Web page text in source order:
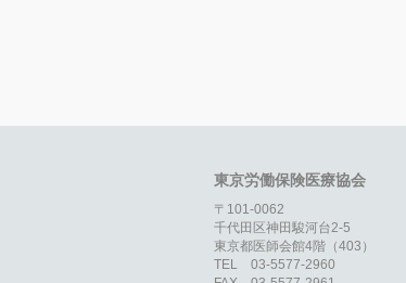
東京労働保険医療協会
〒101-0062
千代田区神田駿河台2-5
東京都医師会館4階（403）
TEL 03-5577-2960